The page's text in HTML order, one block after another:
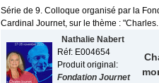
Série de 9. Colloque organisé par la
Cardinal Journet, sur le thème :
Nathalie Nabert
Réf: E004654
Produit original:
Fondation Journet